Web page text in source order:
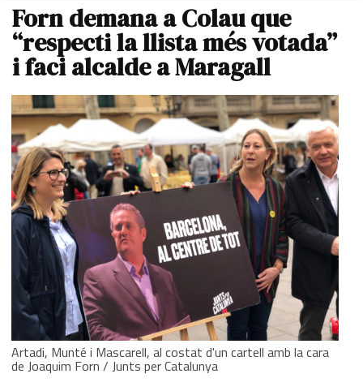
Forn demana a Colau que
“respecti la llista més votada”
i faci alcalde a Maragall
Artadi, Munté i Mascarell, al costat d'un cartell amb la cara
de Joaquim Forn / Junts per Catalunya